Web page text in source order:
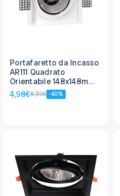
Portafaretto da Incasso
AR111 Quadrato
Orientabile 148x148mm -
Bianco
4,98€8,30€ -40%